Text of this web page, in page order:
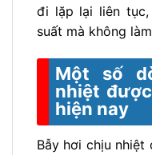
đi lặp lại liên
suất mà không
Một số
nhiệt
hiện nay
Bẫy hơi chịu nhiệt